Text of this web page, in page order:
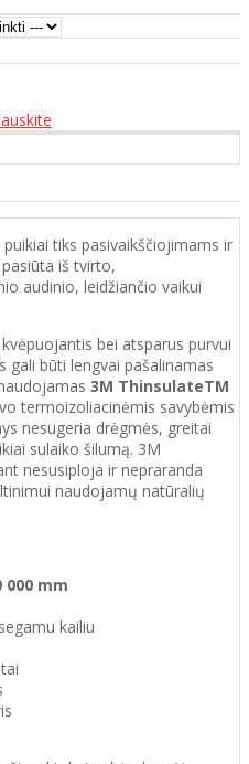
tiks pasivaikščiojimams ir
iš tvirto,
audinio, leidžiančio vaikui
bei atsparus purvui
gali būti lengvai pašalinamas
3M ThinsulateTM
termoizoliacinėmis savybėmis
nesugeria drėgmės, greitai
sulaiko šilumą. 3M
nesusiploja ir nepraranda
naudojamų natūralių
000 mm
kailiu